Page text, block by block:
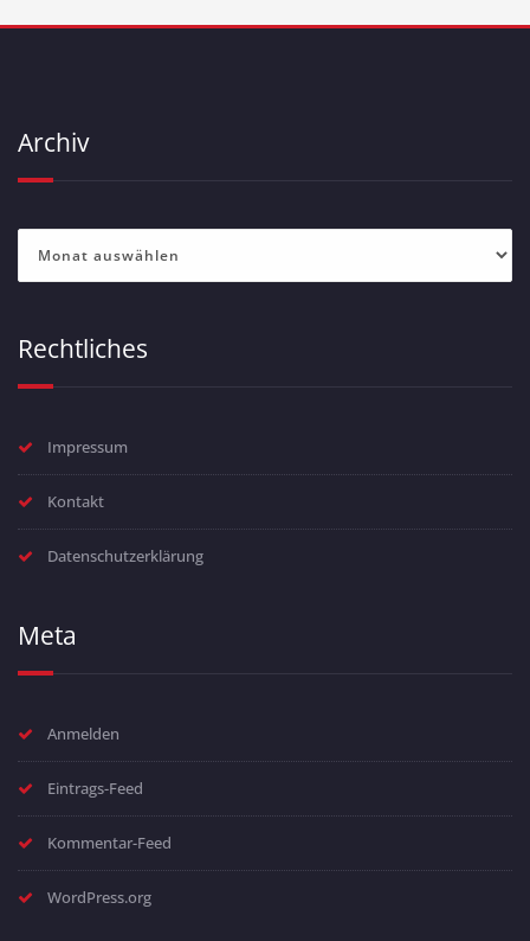
Archiv
Rechtliches
Impressum
Kontakt
Datenschutzerklärung
Meta
Anmelden
Eintrags-Feed
Kommentar-Feed
WordPress.org